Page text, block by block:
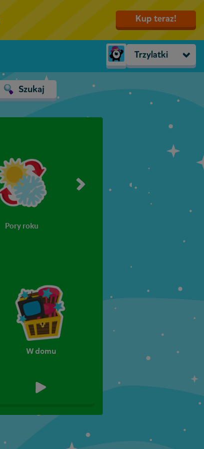
Kup teraz!
Trzylatki
Przedszkole
Zerówka
Klasa 2
Klasa 3
Szukaj
Pory roku
W domu